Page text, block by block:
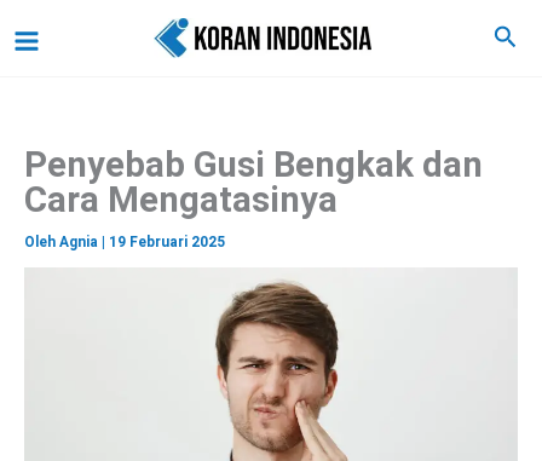
ke
Cari
Penyebab Gusi Bengkak dan
Cara Mengatasinya
Oleh Agnia 19 Februari 2025
a